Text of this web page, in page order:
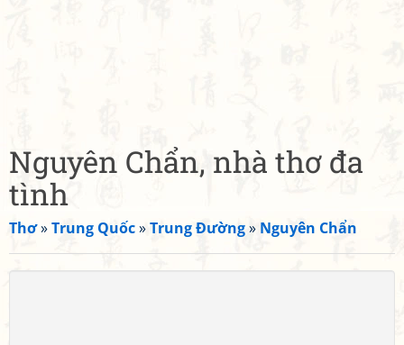
Nguyên Chẩn, nhà thơ đa
tình
Thơ»Trung Quốc»Trung Đường» Nguyên Chẩn